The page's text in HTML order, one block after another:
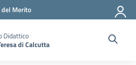
Merito
Didattico
di Calcutta